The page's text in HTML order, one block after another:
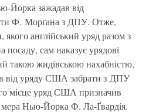
Йорка зажадав вiд
Ф. Морґана з ДПУ. Отже,
англiйський уряд разом з
сам наказує урядовi
такою жидiвською нахабнiстю,
вiд уряду США забрати з ДПУ
мiсце уряд США призначив
Нью-Йорка Ф. Ла-Ґвардiя.